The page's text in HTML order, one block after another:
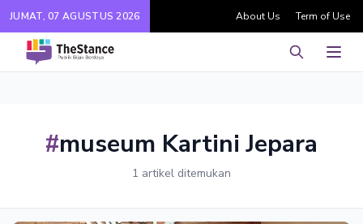
JUMAT, 07 AGUSTUS 2026 About Us Term of Use
Pencarian
#museum Kartini Jepara
1 artikel ditemukan